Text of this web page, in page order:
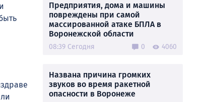
Предприятия, дома и машины
повреждены при самой
массированной атаке БПЛА в
Воронежской области
08:39 Сегодня 0 4060
Названа причина громких
звуков во время ракетной
опасности в Воронеже